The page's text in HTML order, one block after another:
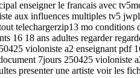
enseigner le francais avec
aux influences multiples tv5
telechargerzip13 mo
16 18 ans adultes regarder
violoniste a2 enseignant
7jours 250425
presenter une artiste voir les